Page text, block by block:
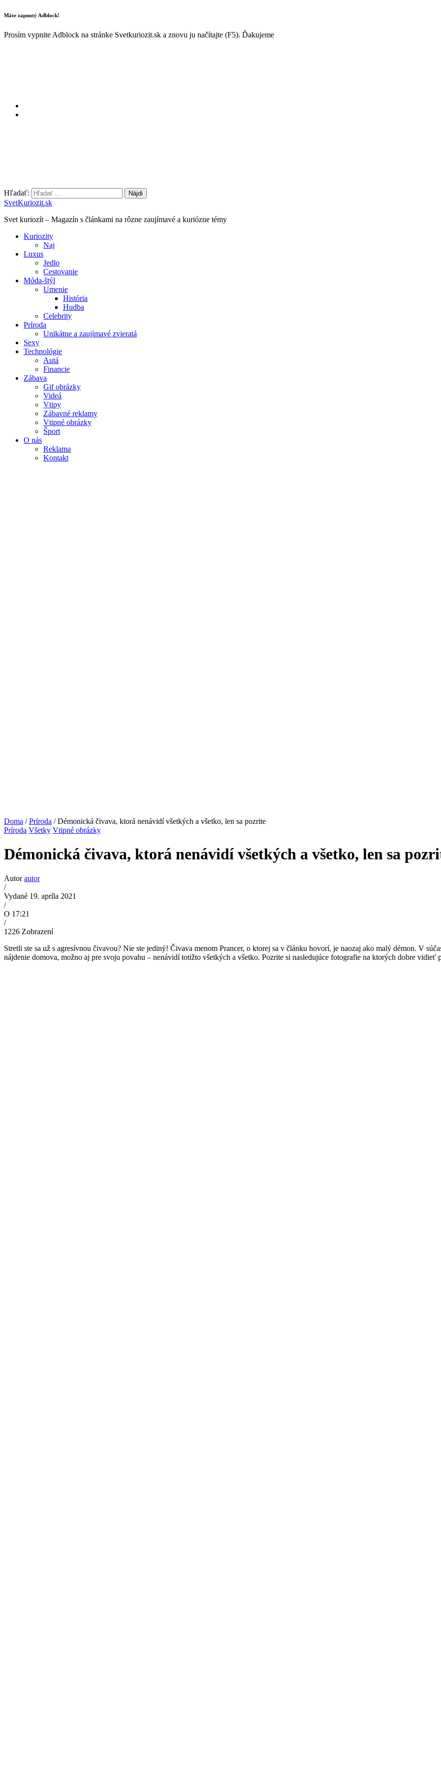
Máte zapnutý Adblock!
Prosím vypnite Adblock na stránke Svetkuriozit.sk a znovu ju načítajte (F5). Ďakujeme
Hľadať:
SvetKuriozit.sk
Svet kuriozít – Magazín s článkami na rôzne zaujímavé a kuriózne témy
Kuriozity
Naj
Luxus
Jedlo
Cestovanie
Móda-štýl
Umenie
História
Hudba
Celebrity
Príroda
Unikátne a zaujímavé zvieratá
Sexy
Technológie
Autá
Financie
Zábava
Gif obrázky
Videá
Vtipy
Zábavné reklamy
Vtipné obrázky
Šport
O nás
Reklama
Kontakt
Doma /Príroda / Démonická čivava, ktorá nenávidí všetkých a všetko, len sa pozrite
Príroda Všetky Vtipné obrázky
Démonická čivava, ktorá nenávidí všetkých a všetko, len sa
Autorautor
/
Vydané 19. apríla 2021
/
O 17:21
/
1226 Zobrazení
Stretli ste sa už s agresívnou čivavou? Nie ste jediný! Čivava menom Prancer, o ktorej sa v článku hovorí, je naozaj ako malý démon. V
nájdenie domova, možno aj pre svoju povahu – nenávidí totižto všetkých a všetko. Pozrite si nasledujúce fotografie na ktorých dobre